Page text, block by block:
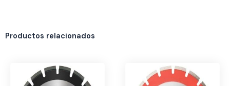
Productos relacionados